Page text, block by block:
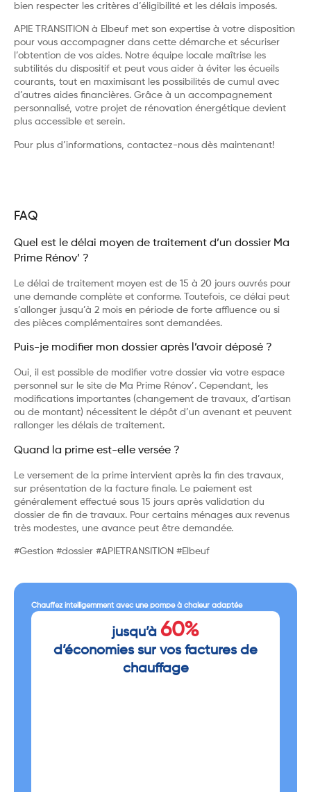
bien respecter les critères d’éligibilité et les délais imposés.
APIE TRANSITION à Elbeuf met son expertise à votre disposition
pour vous accompagner dans cette démarche et sécuriser
l’obtention de vos aides. Notre équipe locale maîtrise les
subtilités du dispositif et peut vous aider à éviter les écueils
courants, tout en maximisant les possibilités de cumul avec
d’autres aides financières. Grâce à un accompagnement
personnalisé, votre projet de rénovation énergétique devient
plus accessible et serein.
Pour plus d’informations, contactez-nous dès maintenant!
FAQ
Quel est le délai moyen de traitement d’un dossier Ma
Prime Rénov’ ?
Le délai de traitement moyen est de 15 à 20 jours ouvrés pour
une demande complète et conforme. Toutefois, ce délai peut
s’allonger jusqu’à 2 mois en période de forte affluence ou si
des pièces complémentaires sont demandées.
Puis-je modifier mon dossier après l’avoir déposé ?
Oui, il est possible de modifier votre dossier via votre espace
personnel sur le site de Ma Prime Rénov’. Cependant, les
modifications importantes (changement de travaux, d’artisan
ou de montant) nécessitent le dépôt d’un avenant et peuvent
rallonger les délais de traitement.
Quand la prime est-elle versée ?
Le versement de la prime intervient après la fin des travaux,
sur présentation de la facture finale. Le paiement est
généralement effectué sous 15 jours après validation du
dossier de fin de travaux. Pour certains ménages aux revenus
très modestes, une avance peut être demandée.
#Gestion #dossier #APIETRANSITION #Elbeuf
Chauffez intelligemment avec une pompe à chaleur adaptée
jusqu’à 60%
d’économies sur vos factures de
chauffage